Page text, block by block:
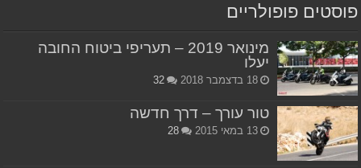
פוסטים פופולריים
מינואר 2019 – תעריפי ביטוח החובה
יעלו
18 בדצמבר 2018 32
טור עורך – דרך חדשה
13 במאי 2015 28